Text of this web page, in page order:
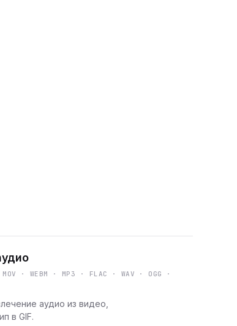
· WEBM · MP3 · FLAC · WAV · OGG ·
аудио из видео,
в GIF.